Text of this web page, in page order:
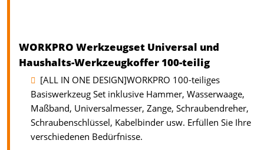
WORKPRO Werkzeugset Universal und
Haushalts-Werkzeugkoffer 100-teilig
[ALL IN ONE DESIGN]WORKPRO 100-teiliges
Basiswerkzeug Set inklusive Hammer, Wasserwaage,
Maßband, Universalmesser, Zange, Schraubendreher,
Schraubenschlüssel, Kabelbinder usw. Erfüllen Sie Ihre
verschiedenen Bedürfnisse.